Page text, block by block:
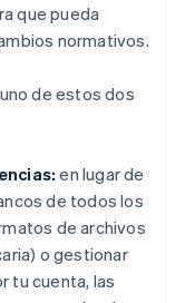
que pueda
normativos.
de estos dos
en lugar de
de todos los
de archivos
o gestionar
tu cuenta, las